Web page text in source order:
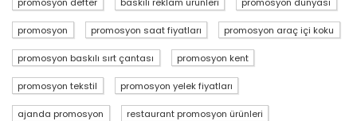
promosyon promosyon saat fiyatları promosyon araç içi koku
promosyon baskılı sırt çantası promosyon kent
promosyon tekstil promosyon yelek fiyatları
ajanda promosyon restaurant promosyon ürünleri